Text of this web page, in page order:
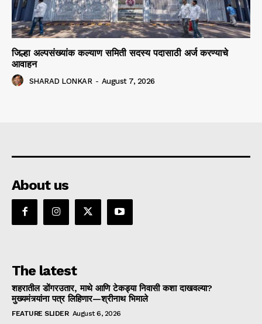
जिल्हा अल्पसंख्यांक कल्याण समिती सदस्य पदासाठी अर्ज करण्याचे
आवाहन
SHARAD LONKAR - August 7, 2026
About us
The latest
शहरातील डोंगरउतार, माथे आणि टेकड्या निवासी कशा दाखवल्या?
मुख्यमंत्र्यांना पत्र लिहिणार—श्रीनाथ भिमाले
FEATURE SLIDER August 6, 2026